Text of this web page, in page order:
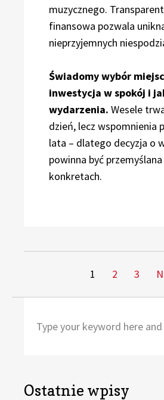
muzycznego.
finansowa pozwala
nieprzyjemnych
Świadomy wybór
inwestycja w spokój i
wydarzenia. Wesele
dzień, lecz wspomnienia
lata – dlatego decyzja o
powinna być
konkretach.
Page
1 Page
2 Page
3
for:
Ostatnie wpisy